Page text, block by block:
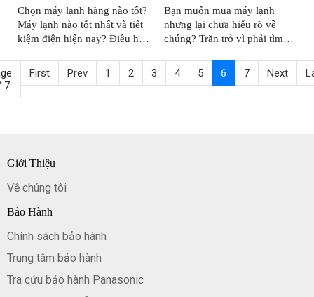
Chọn máy lạnh hãng nào tốt?
Máy lạnh nào tốt nhất và tiết
kiệm điện hiện nay? Điều hoà
khúc? Để giải đáp cho những
Bạn muốn mua máy lạnh
nhưng lại chưa hiểu rõ về
chúng? Trăn trở vì phải tìm
điện nhưng giá phải thấp?
7
First Prev 1 2 3 4 5 6 7 Next
Giới Thiệu
Về chúng tôi
Bảo Hành
Chính sách bảo hành
Trung tâm bảo hành
Tra cứu bảo hành Panasonic